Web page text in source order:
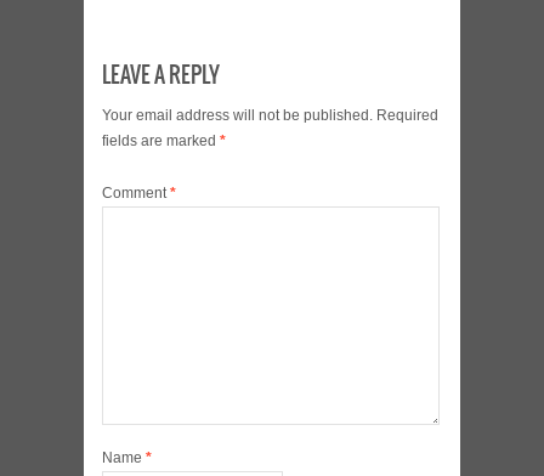
LEAVE A REPLY
Your email address will not be published. Required
fields are marked *
Comment*
Name *